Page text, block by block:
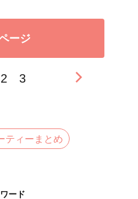
ージ
2 3
ティーまとめ
ード